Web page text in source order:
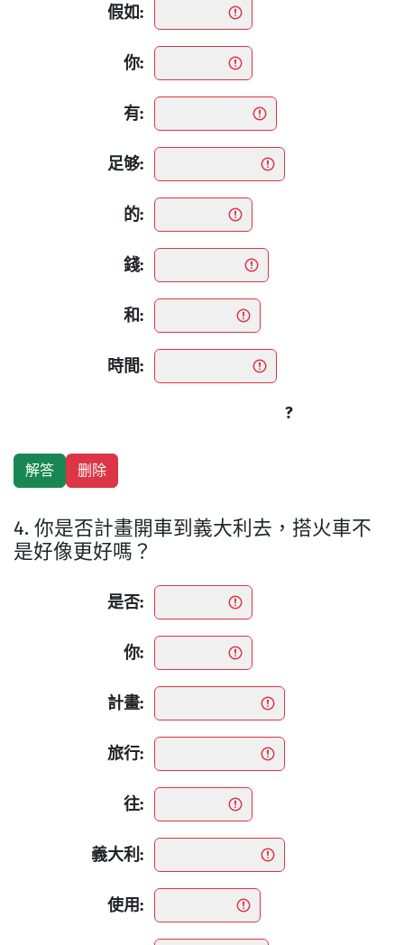
假如:
你:
有:
足够:
的:
錢:
和:
時間:
?
4. 你是否計畫開車到義大利去，搭火車不
是好像更好嗎？
是否:
你:
計畫:
旅行:
往:
義大利:
使用: